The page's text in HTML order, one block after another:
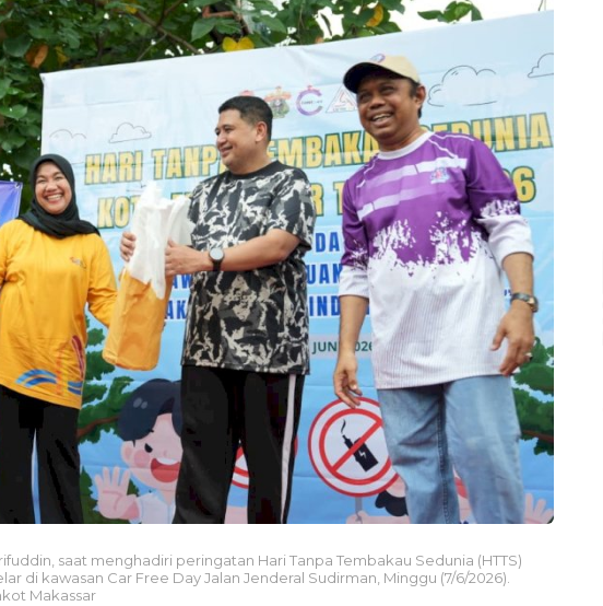
saat menghadiri peringatan Hari Tanpa Tembakau Sedunia (HTTS)
di kawasan Car Free Day Jalan Jenderal Sudirman, Minggu (7/6/2026).
Makassar